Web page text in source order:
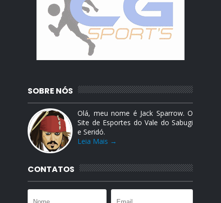
SOBRE NÓS
Olá, meu nome é Jack Sparrow. O
Site de Esportes do Vale do Sabugi
e Seridó.
Leia Mais →
CONTATOS